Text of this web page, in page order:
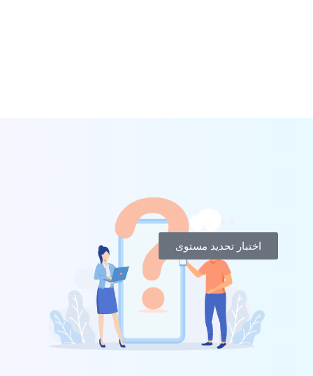
اختبار تحديد مستوى